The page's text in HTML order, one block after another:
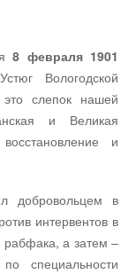
8 февраля 1901
Вологодской
слепок нашей
и Великая
и
добровольцем в
интервентов в
а затем –
по специальности